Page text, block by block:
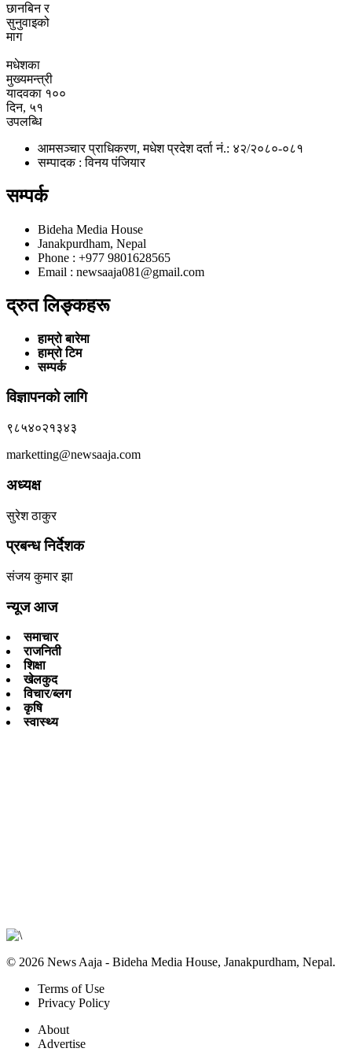
छानबिन र
सुनुवाइको
माग
मधेशका
मुख्यमन्त्री
यादवका १००
दिन, ५१
उपलब्धि
आमसञ्चार प्राधिकरण, मधेश प्रदेश दर्ता नं.: ४२/२०८०-०८१
सम्पादक : विनय पंजियार
सम्पर्क
Bideha Media House
Janakpurdham, Nepal
Phone : +977 9801628565
Email : newsaaja081@gmail.com
द्रुत लिङ्कहरू
हाम्रो बारेमा
हाम्रो टिम
सम्पर्क
विज्ञापनको लागि
९८५४०२१३४३
marketting@newsaaja.com
अध्यक्ष
सुरेश ठाकुर
प्रबन्ध निर्देशक
संजय कुमार झा
न्यूज आज
समाचार
राजनिती
शिक्षा
खेलकुद
विचार/ब्लग
कृषि
स्वास्थ्य
© 2026 News Aaja - Bideha Media House, Janakpurdham, Nepal.
Terms of Use
Privacy Policy
About
Advertise